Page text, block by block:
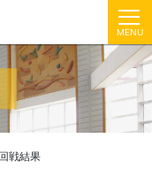
MENU
戦結果